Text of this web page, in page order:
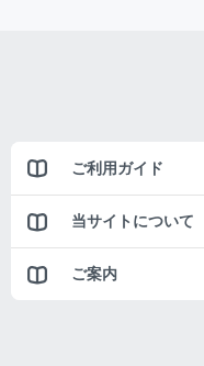
ご利用ガイド
当サイトについて
ご案内